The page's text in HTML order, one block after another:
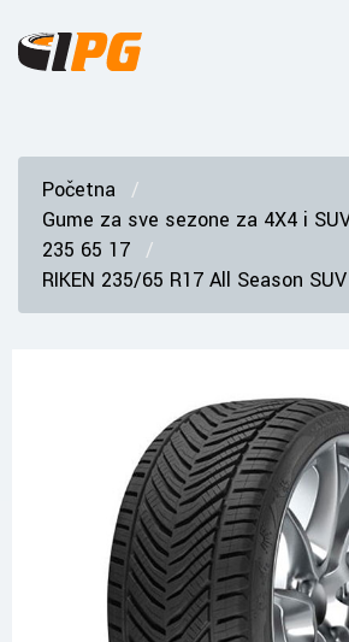
Početna
Gume za sve sezone za 4X4 i
235 65 17
RIKEN 235/65 R17 All Season